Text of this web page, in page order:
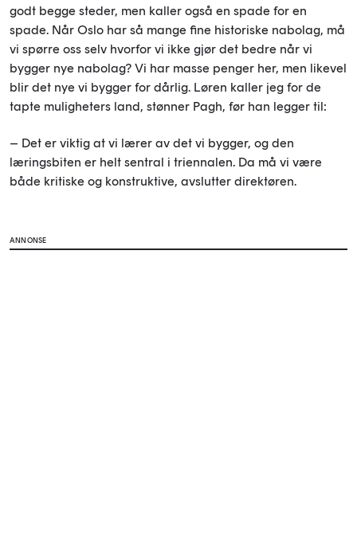
godt begge steder, men kaller også en spade for en
spade. Når Oslo har så mange fine historiske nabolag, må
vi spørre oss selv hvorfor vi ikke gjør det bedre når vi
bygger nye nabolag? Vi har masse penger her, men likevel
blir det nye vi bygger for dårlig. Løren kaller jeg for de
tapte muligheters land, stønner Pagh, før han legger til:
– Det er viktig at vi lærer av det vi bygger, og den
læringsbiten er helt sentral i triennalen. Da må vi være
både kritiske og konstruktive, avslutter direktøren.
ANNONSE